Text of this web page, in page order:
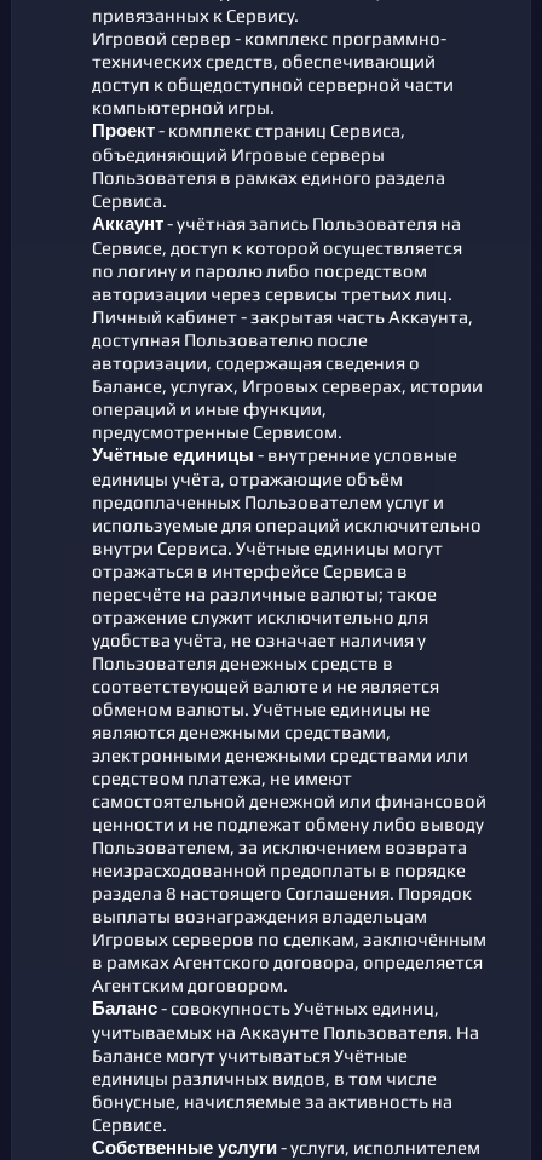
привязанных к Сервису.
Игровой сервер - комплекс программно-
технических средств, обеспечивающий
доступ к общедоступной серверной части
компьютерной игры.
Проект- комплекс страниц Сервиса,
объединяющий Игровые серверы
Пользователя в рамках единого раздела
Сервиса.
Аккаунт- учётная запись Пользователя на
Сервисе, доступ к которой осуществляется
по логину и паролю либо посредством
авторизации через сервисы третьих лиц.
Личный кабинет - закрытая часть Аккаунта,
доступная Пользователю после
авторизации, содержащая сведения о
Балансе, услугах, Игровых серверах, истории
операций и иные функции,
предусмотренные Сервисом.
Учётные единицы - внутренние условные
единицы учёта, отражающие объём
предоплаченных Пользователем услуг и
используемые для операций исключительно
внутри Сервиса. Учётные единицы могут
отражаться в интерфейсе Сервиса в
пересчёте на различные валюты; такое
отражение служит исключительно для
удобства учёта, не означает наличия у
Пользователя денежных средств в
соответствующей валюте и не является
обменом валюты. Учётные единицы не
являются денежными средствами,
электронными денежными средствами или
средством платежа, не имеют
самостоятельной денежной или финансовой
ценности и не подлежат обмену либо выводу
Пользователем, за исключением возврата
неизрасходованной предоплаты в порядке
раздела 8 настоящего Соглашения. Порядок
выплаты вознаграждения владельцам
Игровых серверов по сделкам, заключённым
в рамках Агентского договора, определяется
Агентским договором.
Баланс- совокупность Учётных единиц,
учитываемых на Аккаунте Пользователя. На
Балансе могут учитываться Учётные
единицы различных видов, в том числе
бонусные, начисляемые за активность на
Сервисе.
Собственные услуги- услуги, исполнителем